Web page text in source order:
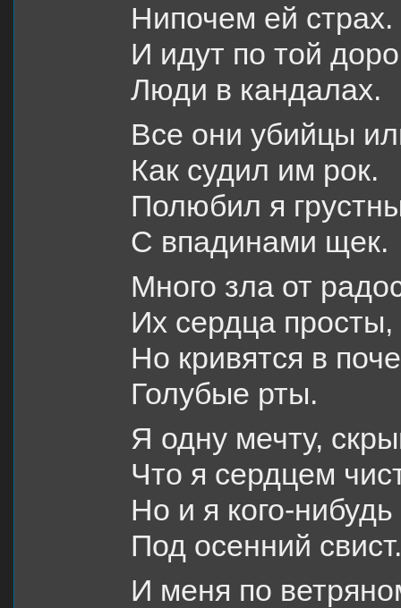
Нипочем ей страх.
И идут по той
Люди в кандалах.
Все они убийцы
Как судил им рок.
Полюбил я
С впадинами щек.
Много зла от
Их сердца просты,
Но кривятся в
Голубые рты.
Я одну мечту,
Что я сердцем
Но и я кого-
Под осенний свист.
И меня по